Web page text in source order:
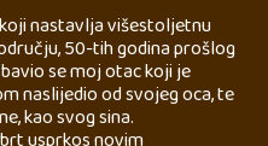
nastavlja višestoljetnu
50-tih godina prošlog
se moj otac koji je
naslijedio od svojeg oca, te
kao svog sina.